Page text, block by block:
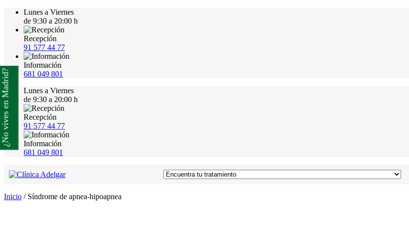
Lunes a Viernes
de 9:30 a 20:00 h
Recepción
91 577 44 77
Información
681 049 801
Lunes a Viernes
de 9:30 a 20:00 h
Recepción
91 577 44 77
Información
681 049 801
Inicio / Síndrome de apnea-hipoapnea
¿No vives en Madrid?